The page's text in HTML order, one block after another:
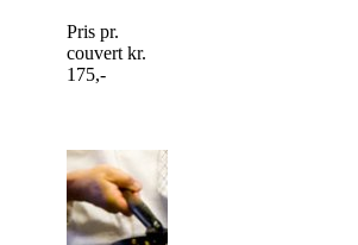
Pris pr.
couvert kr.
175,-